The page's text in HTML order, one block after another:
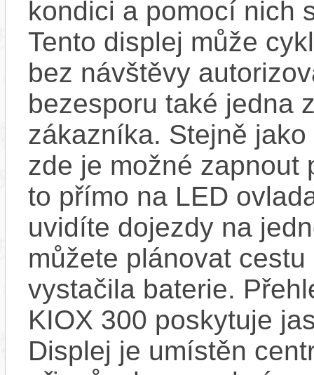
kondici a pomocí nich
Tento displej může
bez návštěvy
bezesporu také jedna
zákazníka. Stejně
zde je možné zapnout
to přímo na LED
uvidíte dojezdy na
můžete plánovat
vystačila baterie.
KIOX 300 poskytuje
Displej je umístěn